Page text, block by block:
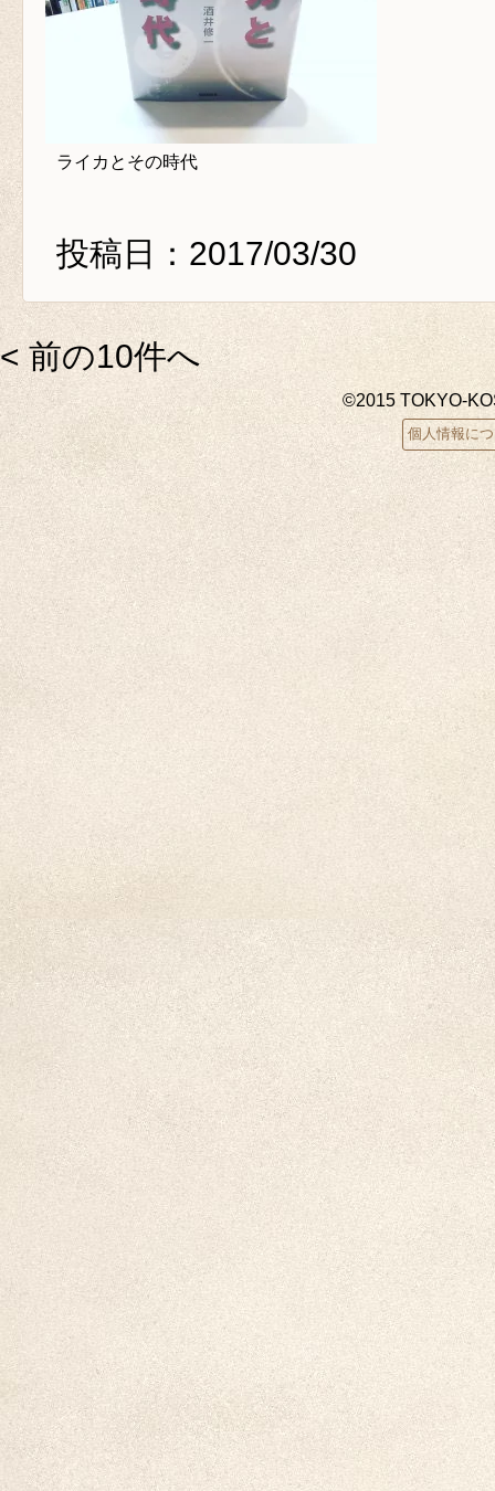
ライカとその時代
投稿日：2017/03/30
< 前の10件へ
©2015 TOKYO-
個人情報に